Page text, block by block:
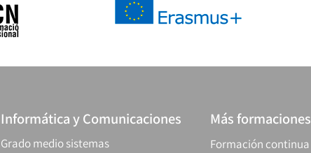
Informática y Comunicaciones
Grado medio sistemas
Más formaciones
Formación continua